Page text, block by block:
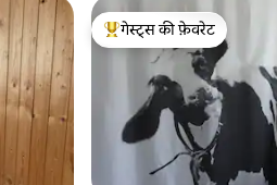
गेस्ट्स का टॉप फ़ेवरेट
गेस्ट्स की फ़ेवरेट